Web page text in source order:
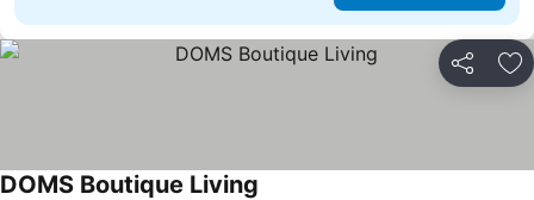
DOMS Boutique Living